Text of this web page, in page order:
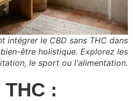
intégrer le CBD sans THC dans
être holistique. Explorez les
le sport ou l'alimentation.
: